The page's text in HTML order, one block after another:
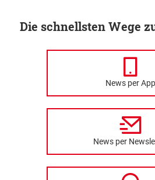
Die schnellsten Wege
News per App
News per